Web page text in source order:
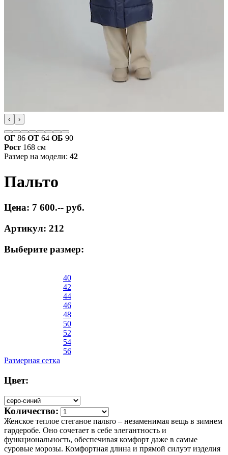
‹ ›
ОГ 86 ОТ 64 ОБ 90
Рост 168 см
Размер на модели: 42
Пальто
Цена: 7 600.-- руб.
Артикул: 212
Выберите размер:
40
42
44
46
48
50
52
54
56
Размерная сетка
Цвет:
Количество:
Женское теплое стеганое пальто – незаменимая вещь в зимнем
гардеробе. Оно сочетает в себе элегантность и
функциональность, обеспечивая комфорт даже в самые
суровые морозы. Комфортная длина и прямой силуэт изделия